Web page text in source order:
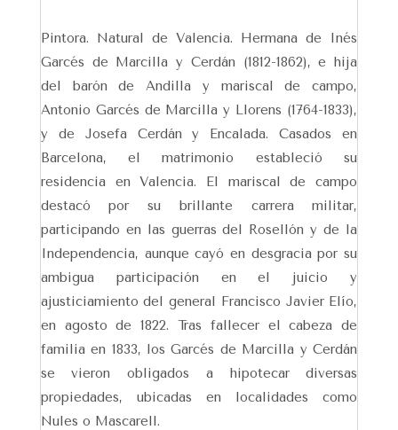
Pintora. Natural de Valencia. Hermana de Inés
Garcés de Marcilla y Cerdán (1812-1862), e hija
del barón de Andilla y mariscal de campo,
Antonio Garcés de Marcilla y Llorens (1764-1833),
y de Josefa Cerdán y Encalada. Casados en
Barcelona, el matrimonio estableció su
residencia en Valencia. El mariscal de campo
destacó por su brillante carrera militar,
participando en las guerras del Rosellón y de la
Independencia, aunque cayó en desgracia por su
ambigua participación en el juicio y
ajusticiamiento del general Francisco Javier Elío,
en agosto de 1822. Tras fallecer el cabeza de
familia en 1833, los Garcés de Marcilla y Cerdán
se vieron obligados a hipotecar diversas
propiedades, ubicadas en localidades como
Nules o Mascarell.